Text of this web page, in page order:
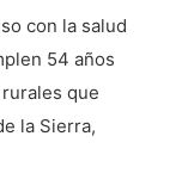
con la salud
54 años
que
la Sierra,